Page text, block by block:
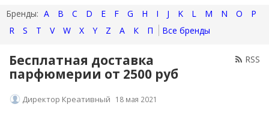
A B C D E F G H I J K L M N O
P
R
S T V W X Y Z А К П
RSS
Бесплатная доставка
парфюмерии от 2500 руб
Директор Креативный 18 мая 2021